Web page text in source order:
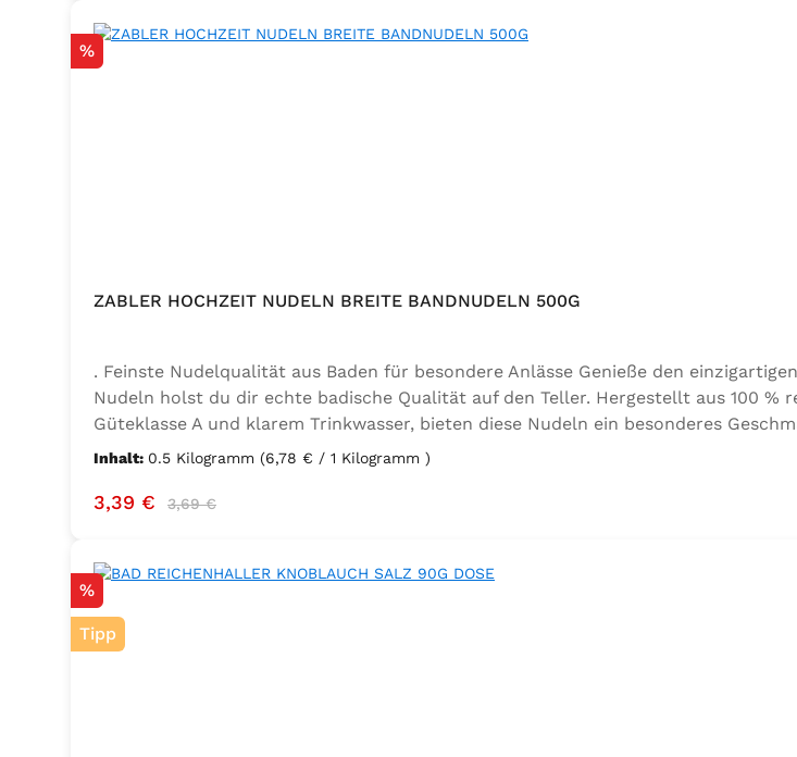
Rabatt
%
ZABLER HOCHZEIT NUDELN BREITE BANDNUDELN 500G
. Feinste Nudelqualität aus Baden für besondere Anlässe Genieße den
Nudeln holst du dir echte badische Qualität auf den Teller. Hergestellt aus 100 %
Güteklasse A und klarem Trinkwasser, bieten diese Nudeln ein besonderes
oder den Sonntagsbraten – die breiten Bandnudeln passen ideal zu kräftigen
Zutaten: Hartweizengrieß, frische Eier (Güteklasse A), Trinkwasser ✅ Hergestellt
Inhalt: 0.5 Kilogramm (6,78 € / 1 Kilogramm )
Verkaufspreis:
3,39 € Regulärer Preis:
3,69 €
Rabatt
%
Tipp